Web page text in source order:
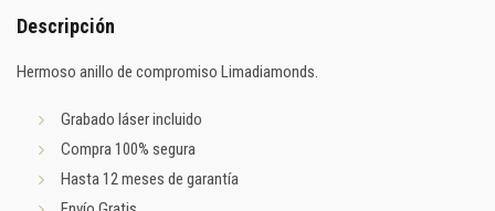
Descripción
Hermoso anillo de compromiso Limadiamonds.
Grabado láser incluido
Compra 100% segura
Hasta 12 meses de garantía